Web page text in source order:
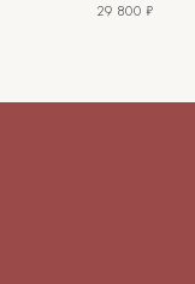
29 800 ₽